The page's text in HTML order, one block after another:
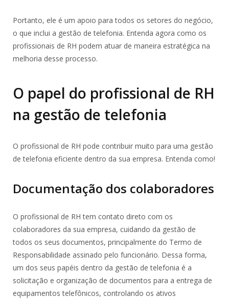
Portanto, ele é um apoio para todos os setores do negócio,
o que inclui a gestão de telefonia. Entenda agora como os
profissionais de RH podem atuar de maneira estratégica na
melhoria desse processo.
O papel do profissional de RH
na gestão de telefonia
O profissional de RH pode contribuir muito para uma gestão
de telefonia eficiente dentro da sua empresa. Entenda como!
Documentação dos colaboradores
O profissional de RH tem contato direto com os
colaboradores da sua empresa, cuidando da gestão de
todos os seus documentos, principalmente do Termo de
Responsabilidade assinado pelo funcionário. Dessa forma,
um dos seus papéis dentro da gestão de telefonia é a
solicitação e organização de documentos para a entrega de
equipamentos telefônicos, controlando os ativos